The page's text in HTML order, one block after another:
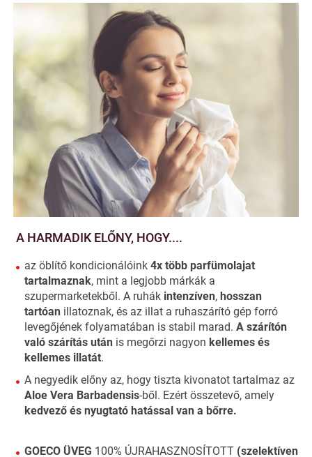
A HARMADIK ELŐNY, HOGY....
az öblítő kondicionálóink 4x több parfümolajat
tartalmaznak, mint a legjobb márkák a
szupermarketekből. A ruhák intenzíven, hosszan
tartóan illatoznak, és az illat a ruhaszárító gép forró
levegőjének folyamatában is stabil marad. A szárítón
való szárítás után is megőrzi nagyon kellemes és
kellemes illatát.
A negyedik előny az, hogy tiszta kivonatot tartalmaz az
Aloe Vera Barbadensis-ből. Ezért összetevő, amely
kedvező és nyugtató hatással van a bőrre.
GOECO ÜVEG 100% ÚJRAHASZNOSÍTOTT (szelektíven